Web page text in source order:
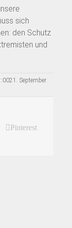
sich
den Schutz
und
21. September
Pinterest